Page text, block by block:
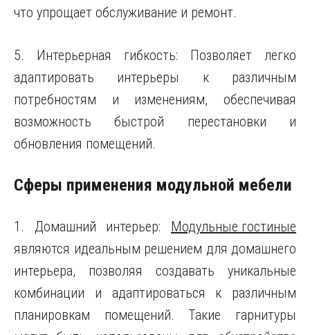
что упрощает обслуживание и ремонт.
5. Интерьерная гибкость: Позволяет легко
адаптировать интерьеры к различным
потребностям и изменениям, обеспечивая
возможность быстрой перестановки и
обновления помещений.
Сферы применения модульной мебели
1. Домашний интерьер: Модульные гостиные
являются идеальным решением для домашнего
интерьера, позволяя создавать уникальные
комбинации и адаптироваться к различным
планировкам помещений. Такие гарнитуры